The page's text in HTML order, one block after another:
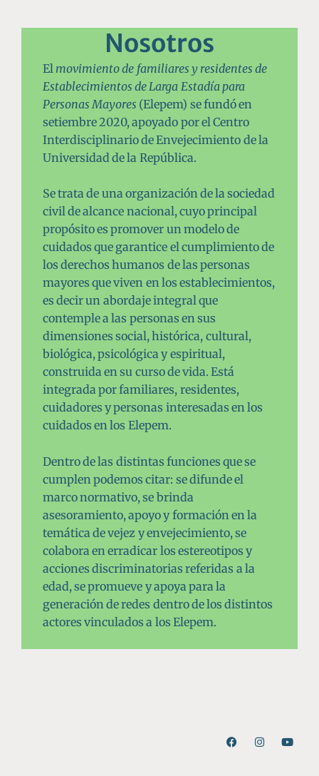
Nosotros
El movimiento de familiares y residentes de
Establecimientos de Larga Estadía para
Personas Mayores (Elepem) se fundó en
setiembre 2020, apoyado por el Centro
Interdisciplinario de Envejecimiento de la
Universidad de la República.
Se trata de una organización de la sociedad
civil de alcance nacional, cuyo principal
propósito es promover un modelo de
cuidados que garantice el cumplimiento de
los derechos humanos de las personas
mayores que viven en los establecimientos,
es decir un abordaje integral que
contemple a las personas en sus
dimensiones social, histórica, cultural,
biológica, psicológica y espiritual,
construida en su curso de vida.Está
integrada por familiares, residentes,
cuidadores y personas interesadas en los
cuidados en los Elepem.
Dentro de las distintas funciones que se
cumplen podemos citar: se difunde el
marco normativo, se brinda
asesoramiento, apoyo y formación en la
temática de vejez y envejecimiento, se
colabora en erradicar los estereotipos y
acciones discriminatorias referidas a la
edad, se promueve y apoya para la
generación de redes dentro de los distintos
actores vinculados a los Elepem.